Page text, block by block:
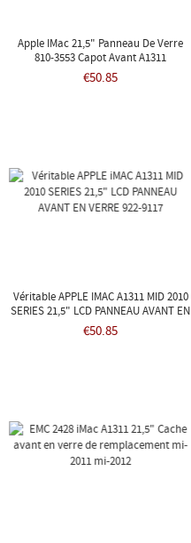
Apple IMac 21,5" Panneau De Verre
810-3553 Capot Avant A1311
€50.85
Véritable APPLE IMAC A1311 MID 2010
SERIES 21,5" LCD PANNEAU AVANT EN
VERRE 922-9117
€50.85